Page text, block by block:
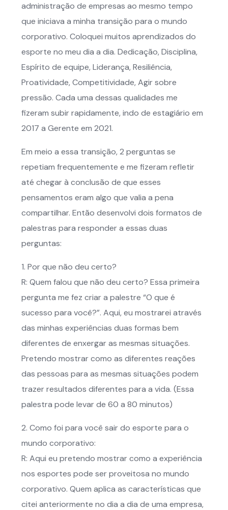
administração de empresas ao mesmo tempo
que iniciava a minha transição para o mundo
corporativo. Coloquei muitos aprendizados do
esporte no meu dia a dia. Dedicação, Disciplina,
Espírito de equipe, Liderança, Resiliência,
Proatividade, Competitividade, Agir sobre
pressão. Cada uma dessas qualidades me
fizeram subir rapidamente, indo de estagiário em
2017 a Gerente em 2021.
Em meio a essa transição, 2 perguntas se
repetiam frequentemente e me fizeram refletir
até chegar à conclusão de que esses
pensamentos eram algo que valia a pena
compartilhar. Então desenvolvi dois formatos de
palestras para responder a essas duas
perguntas:
1. Por que não deu certo?
R: Quem falou que não deu certo? Essa primeira
pergunta me fez criar a palestre “O que é
sucesso para você?”. Aqui, eu mostrarei através
das minhas experiências duas formas bem
diferentes de enxergar as mesmas situações.
Pretendo mostrar como as diferentes reações
das pessoas para as mesmas situações podem
trazer resultados diferentes para a vida. (Essa
palestra pode levar de 60 a 80 minutos)
2. Como foi para você sair do esporte para o
mundo corporativo:
R: Aqui eu pretendo mostrar como a experiência
nos esportes pode ser proveitosa no mundo
corporativo. Quem aplica as características que
citei anteriormente no dia a dia de uma empresa,